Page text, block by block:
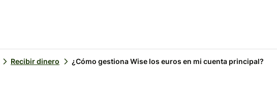
Recibir dinero ¿Cómo gestiona Wise los euros en mi cuenta principal?